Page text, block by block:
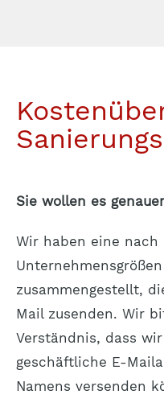
Sie wollen es
Wir haben eine nach
zusammengestellt,
Mail zusenden. Wir
Verständnis, dass
geschäftliche E-
Namens versenden